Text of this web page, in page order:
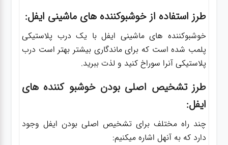
طرز استفاده از خوشبوکننده های ماشینی ایفل:
خوشبوکننده های ماشینی ایفل با یک درب پلاستیکی
پلمب شده است که برای ماندگاری بیشتر بهتر است درب
پلاستیکی آنرا سوراخ کنید و لذت ببرید.
طرز تشخیص اصلی بودن خوشبو کننده های
ایفل:
چند راه مختلف برای تشخیص اصلی بودن ایفل وجود
دارد که به آنهل اشاره میکنیم: